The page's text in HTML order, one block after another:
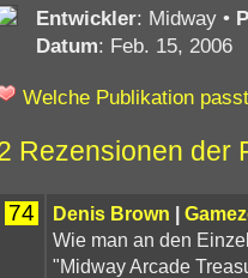
Entwickler: Midway•
Datum: Feb. 15, 2006
Welche Publikation
Rezensionen der
74 Denis Brown |
Wie man an den
"Midway Arcade